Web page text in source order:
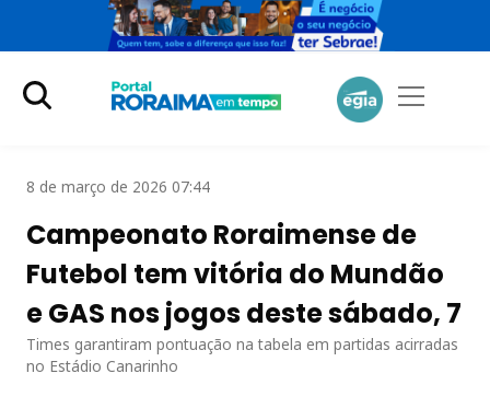
8 de março de 2026 07:44
Campeonato Roraimense de
Futebol tem vitória do Mundão
e GAS nos jogos deste sábado, 7
Times garantiram pontuação na tabela em partidas acirradas
no Estádio Canarinho